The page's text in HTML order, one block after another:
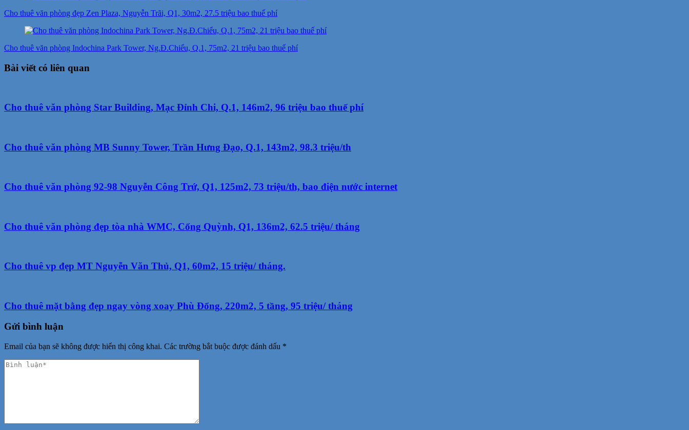
hướng
Cho thuê văn phòng đẹp Zen Plaza, Nguyễn Trãi, Q1, 30m2, 27.5 triệu bao thuế phí
Cho thuê văn phòng Indochina Park Tower, Ng.Đ.Chiểu, Q.1, 75m2, 21 triệu bao thuế phí
Bài viết có liên quan
Cho thuê văn phòng Star Building, Mạc Đỉnh Chi, Q.1, 146m2, 96 triệu bao thuế phí
Cho thuê văn phòng MB Sunny Tower, Trần Hưng Đạo, Q.1, 143m2, 98.3 triệu/th
Cho thuê văn phòng 92-98 Nguyễn Công Trứ, Q1, 125m2, 73 triệu/th, bao điện nước internet
Cho thuê văn phòng đẹp tòa nhà WMC, Cống Quỳnh, Q1, 136m2, 62.5 triệu/ tháng
Cho thuê vp đẹp MT Nguyễn Văn Thủ, Q1, 60m2, 15 triệu/ tháng.
Cho thuê mặt bằng đẹp ngay vòng xoay Phù Đổng, 220m2, 5 tầng, 95 triệu/ tháng
Gửi bình luận
Email của bạn sẽ không được hiển thị công khai. Các trường bắt buộc được đánh dấu *
Phản